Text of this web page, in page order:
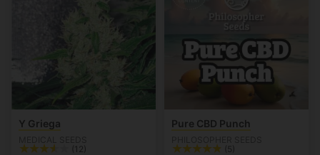
Y Griega
(12)
Pure CBD Punch
(5)